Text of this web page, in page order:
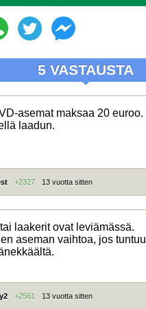
5 VASTAUSTA
asemat maksaa 20 euroo.
laadun.
+2327 13 vuotta sitten
laakerit ovat leviämässä.
aseman vaihtoa, jos tuntuu
+2561 13 vuotta sitten